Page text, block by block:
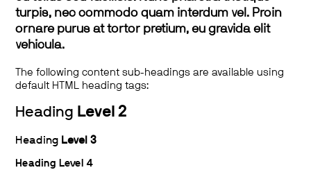
turpis, nec commodo quam interdum vel. Proin
ornare purus at tortor pretium, eu gravida elit
vehicula.
The following content sub-headings are available using
default HTML heading tags:
Heading Level 2
Heading Level 3
Heading Level 4